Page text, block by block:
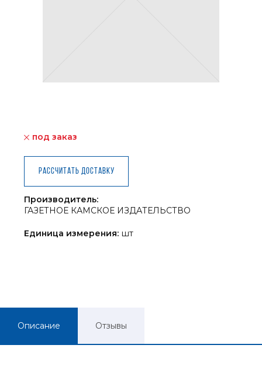
под заказ
Рассчитать доставку
Производитель:
ГАЗЕТНОЕ КАМСКОЕ ИЗДАТЕЛЬСТВО
Единица измерения: шт
Описание Отзывы